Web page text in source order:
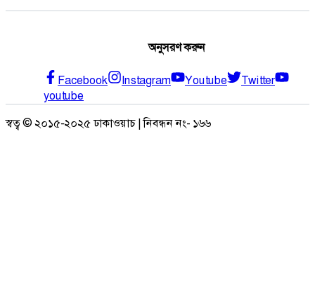
অনুসরণ করুন
Facebook Instagram Youtube
Twitter
youtube
স্বত্ব © ২০১৫-২০২৫ ঢাকাওয়াচ | নিবন্ধন নং- ১৬৬